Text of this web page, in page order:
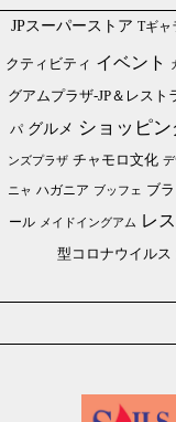
JPスーパーストア Tギャ
クティビティ イベント
グアムプラザ-JP＆レスト
パ グルメ ショッピン
ンズプラザ チャモロ文化
ニャ ハガニア ブッフェ ブ
ール メイドイングアム レ
型コロナウイルス